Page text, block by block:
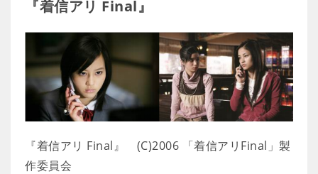
『着信アリ Final』
『着信アリ Final』 (C)2006 「着信アリFinal」製
作委員会